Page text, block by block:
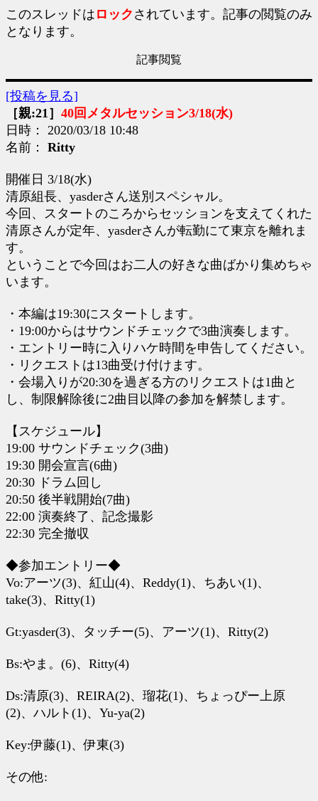
このスレッドは ロック されています。記事の閲覧のみ
となります。
記事閲覧
[投稿を見る]
［親:21］ 40回メタルセッション3/18(水)
日時： 2020/03/18 10:48
名前： Ritty
開催日 3/18(水)
清原組長、yasderさん送別スペシャル。
今回、スタートのころからセッションを支えてくれた
清原さんが定年、yasderさんが転勤にて東京を離れま
す。
ということで今回はお二人の好きな曲ばかり集めちゃ
います。
・本編は19:30にスタートします。
・19:00からはサウンドチェックで3曲演奏します。
・エントリー時に入りハケ時間を申告してください。
・リクエストは13曲受け付けます。
・会場入りが20:30を過ぎる方のリクエストは1曲と
し、制限解除後に2曲目以降の参加を解禁します。
【スケジュール】
19:00 サウンドチェック(3曲)
19:30 開会宣言(6曲)
20:30 ドラム回し
20:50 後半戦開始(7曲)
22:00 演奏終了、記念撮影
22:30 完全撤収
◆参加エントリー◆
Vo:アーツ(3)、紅山(4)、Reddy(1)、ちあい(1)、
take(3)、Ritty(1)
Gt:yasder(3)、タッチー(5)、アーツ(1)、Ritty(2)
Bs:やま。(6)、Ritty(4)
Ds:清原(3)、REIRA(2)、瑠花(1)、ちょっぴー上原
(2)、ハルト(1)、Yu-ya(2)
Key:伊藤(1)、伊東(3)
その他: